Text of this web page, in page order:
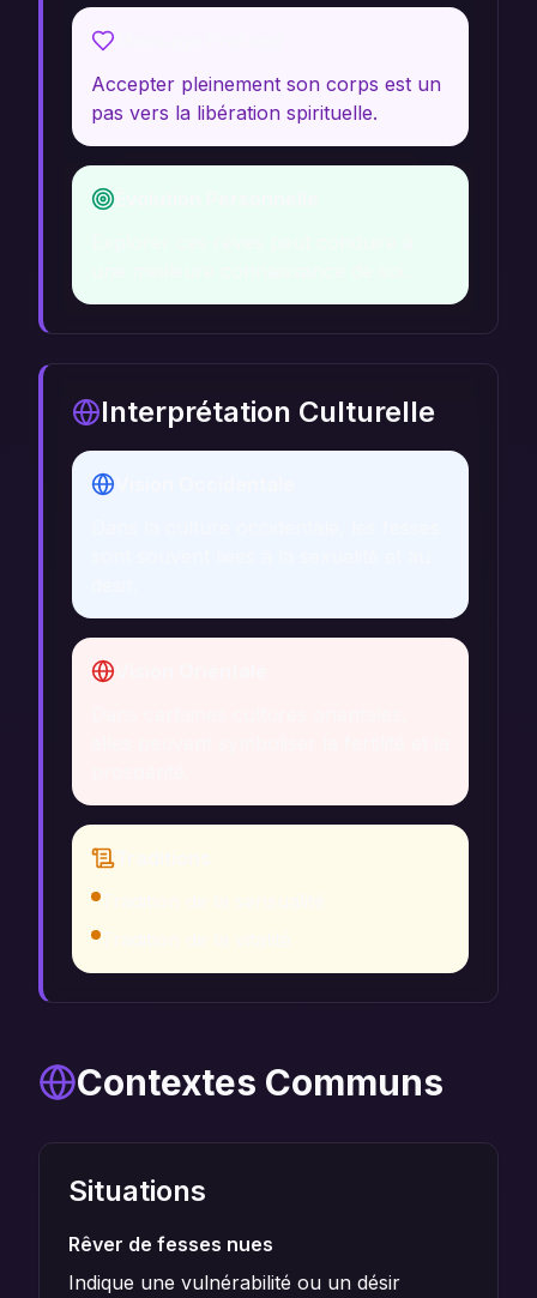
Accepter pleinement son corps est un
pas vers la libération spirituelle.
Interprétation Culturelle
Contextes Communs
Situations
Rêver de fesses nues
Indique une vulnérabilité ou un désir